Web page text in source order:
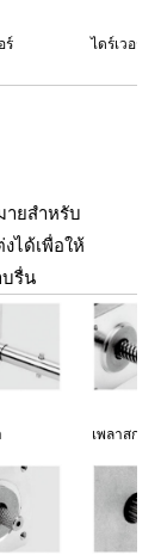
ร์ ไดร์เวอร์แ
ายสำหรับ
ได้เพื่อให้
บรื่น
เพลาสกรู